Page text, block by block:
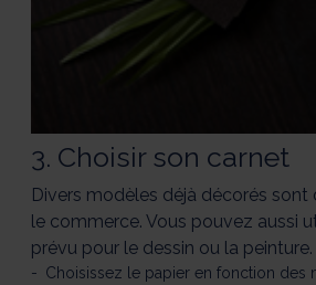
3. Choisir son carnet
Divers modèles déjà décorés sont
le commerce. Vous pouvez aussi
prévu pour le dessin ou la peinture.
Choisissez le papier en fonction des